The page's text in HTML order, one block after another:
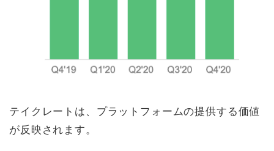
テイクレートは、プラットフォームの提供する価値
が反映されます。